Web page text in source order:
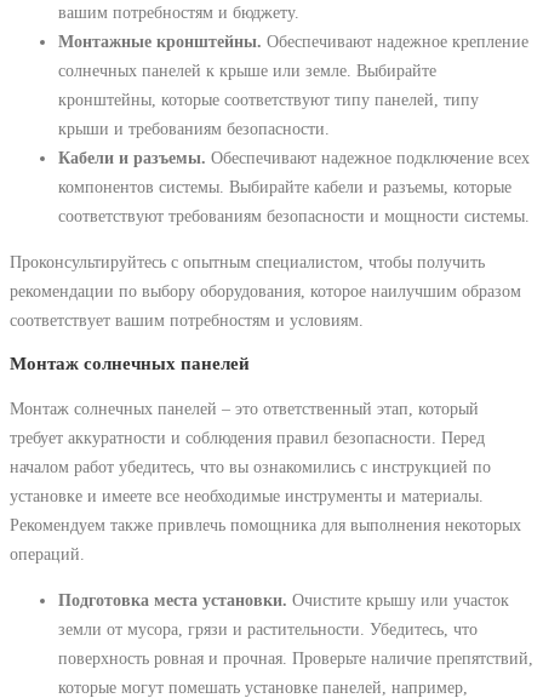
вашим потребностям и бюджету.
Монтажные кронштейны. Обеспечивают надежное крепление
солнечных панелей к крыше или земле. Выбирайте
кронштейны, которые соответствуют типу панелей, типу
крыши и требованиям безопасности.
Кабели и разъемы. Обеспечивают надежное подключение всех
компонентов системы. Выбирайте кабели и разъемы, которые
соответствуют требованиям безопасности и мощности системы.
Проконсультируйтесь с опытным специалистом, чтобы получить
рекомендации по выбору оборудования, которое наилучшим образом
соответствует вашим потребностям и условиям.
Монтаж солнечных панелей
Монтаж солнечных панелей – это ответственный этап, который
требует аккуратности и соблюдения правил безопасности. Перед
началом работ убедитесь, что вы ознакомились с инструкцией по
установке и имеете все необходимые инструменты и материалы.
Рекомендуем также привлечь помощника для выполнения некоторых
операций.
Подготовка места установки. Очистите крышу или участок
земли от мусора, грязи и растительности. Убедитесь, что
поверхность ровная и прочная. Проверьте наличие препятствий,
которые могут помешать установке панелей, например,